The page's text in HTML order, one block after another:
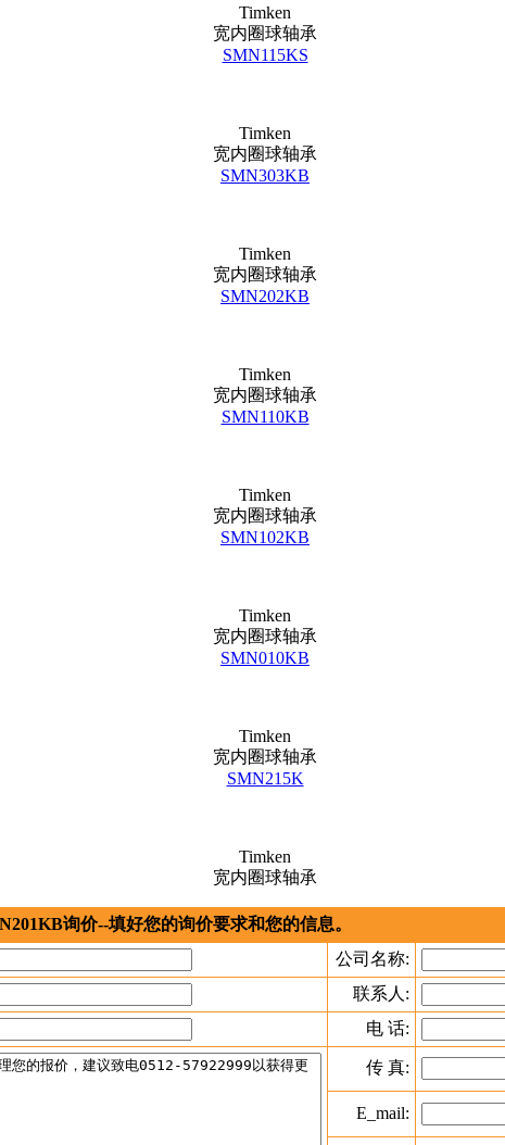
Timken
宽内圈球轴承
SMN115KS
Timken
宽内圈球轴承
SMN303KB
Timken
宽内圈球轴承
SMN202KB
Timken
宽内圈球轴承
SMN110KB
Timken
宽内圈球轴承
SMN102KB
Timken
宽内圈球轴承
SMN010KB
Timken
宽内圈球轴承
SMN215K
Timken
宽内圈球轴承
询价--填好您的询价要求和您的信息。
公司名称:
联系人:
电 话:
传 真:
E_mail: